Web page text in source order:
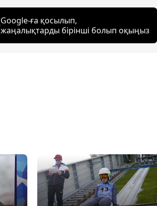
Google-ға қосылып,
жаңалықтарды бірінші болып оқыңыз